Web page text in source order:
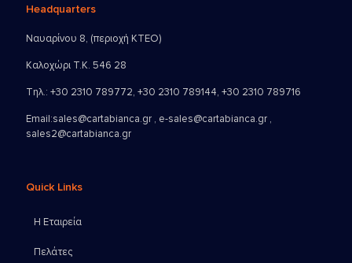
Headquarters
Ναυαρίνου 8, (περιοχή ΚΤΕΟ)
Καλοχώρι Τ.Κ. 546 28
Τηλ.: +30 2310 789772, +30 2310 789144, +30 2310 789716
Email:sales@cartabianca.gr , e-sales@cartabianca.gr ,
sales2@cartabianca.gr
Quick Links
Η Εταιρεία
Πελάτες